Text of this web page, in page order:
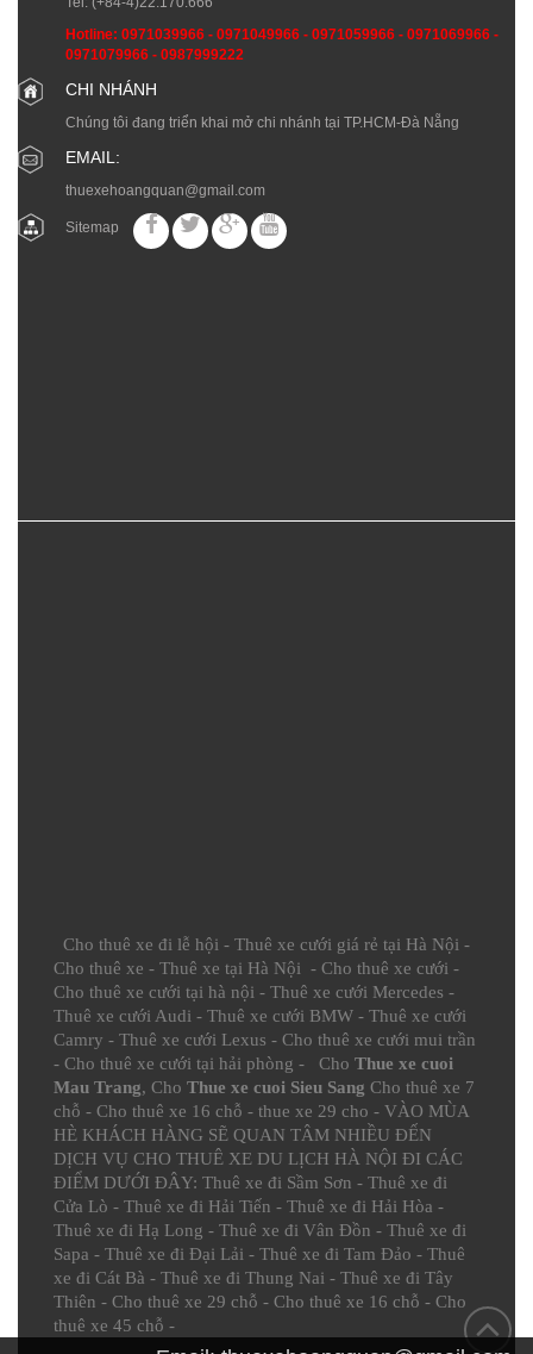
Hotline: 0971039966 - 0971049966 - 0971059966 - 0971069966 -
0971079966 - 0987999222
CHI NHÁNH
Chúng tôi đang triển khai mở chi nhánh tại TP.HCM-Đà Nẵng
EMAIL:
thuexehoangquan@gmail.com
Sitemap
Cho thuê xe đi lễ hội - Thuê xe cưới giá rẻ tại Hà Nội -
Cho thuê xe - Thuê xe tại Hà Nội - Cho thuê xe cưới -
Cho thuê xe cưới tại hà nội - Thuê xe cưới Mercedes -
Thuê xe cưới Audi - Thuê xe cưới BMW - Thuê xe cưới
Camry - Thuê xe cưới Lexus - Cho thuê xe cưới mui trần
- Cho thuê xe cưới tại hải phòng - Cho Thue xe cuoi
Mau Trang, Cho Thue xe cuoi Sieu Sang Cho thuê xe 7
chỗ - Cho thuê xe 16 chỗ - thue xe 29 cho - VÀO MÙA
HÈ KHÁCH HÀNG SẼ QUAN TÂM NHIỀU ĐẾN
DỊCH VỤ CHO THUÊ XE DU LỊCH HÀ NỘI ĐI CÁC
ĐIỂM DƯỚI ĐÂY: Thuê xe đi Sầm Sơn - Thuê xe đi
Cửa Lò - Thuê xe đi Hải Tiến - Thuê xe đi Hải Hòa -
Thuê xe đi Hạ Long - Thuê xe đi Vân Đồn - Thuê xe đi
Sapa - Thuê xe đi Đại Lải - Thuê xe đi Tam Đảo - Thuê
xe đi Cát Bà - Thuê xe đi Thung Nai - Thuê xe đi Tây
Thiên - Cho thuê xe 29 chỗ - Cho thuê xe 16 chỗ - Cho
thuê xe 45 chỗ -